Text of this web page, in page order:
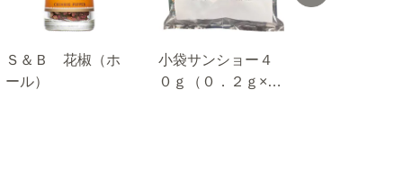
Ｓ＆Ｂ 花椒（ホ
ール）
小袋サンショー４
０ｇ（０．２ｇ×２